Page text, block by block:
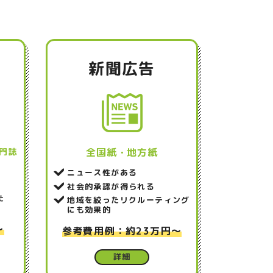
誌
新聞広告
全国紙・地方紙
ニュース性がある
社会的承認が得られる
地域を絞ったリクルーティング
にも効果的
参考費用例：約23万円～
詳細